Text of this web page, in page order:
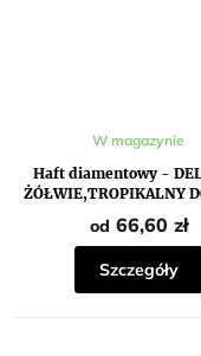
Haft diamentowy -
ŻÓŁWIE,TROPIKALNY
W magazynie
od 66,60 zł
Szczegóły